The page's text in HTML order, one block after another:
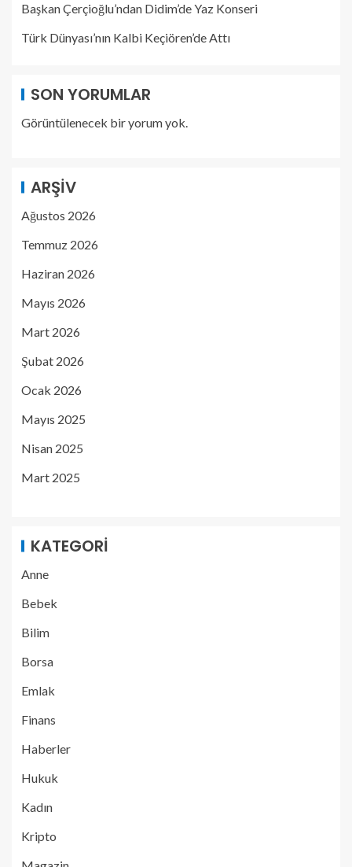
Başkan Çerçioğlu’ndan Didim’de Yaz Konseri
Türk Dünyası’nın Kalbi Keçiören’de Attı
SON YORUMLAR
Görüntülenecek bir yorum yok.
ARŞIV
Ağustos 2026
Temmuz 2026
Haziran 2026
Mayıs 2026
Mart 2026
Şubat 2026
Ocak 2026
Mayıs 2025
Nisan 2025
Mart 2025
KATEGORI
Anne
Bebek
Bilim
Borsa
Emlak
Finans
Haberler
Hukuk
Kadın
Kripto